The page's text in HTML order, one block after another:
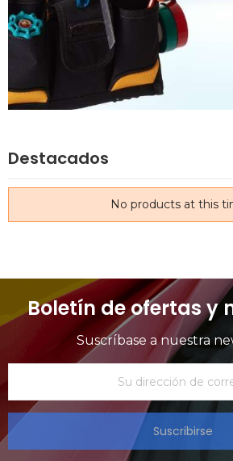
Destacados
No products at this
Boletín de ofertas y
Suscríbase a nuestra
Suscribirse